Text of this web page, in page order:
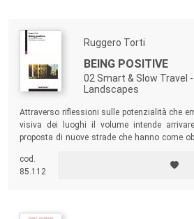
Ruggero Torti
BEING POSITIVE
02 Smart & Slow Travel
Landscapes
Attraverso riflessioni sulle potenzialità che
visiva dei luoghi il volume intende
proposta di nuove strade che hanno come
veri e propri patrimoni collettivi. Si può quindi
passato, il futuro.
cod.
85.112